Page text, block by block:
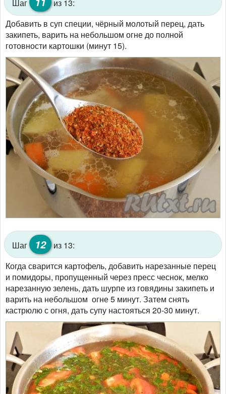
Шаг
из 13:
Добавить в суп специи, чёрный молотый перец, дать
закипеть, варить на небольшом огне до полной
готовности картошки (минут 15).
Шаг 12 из 13:
Когда сварится картофель, добавить нарезанные перец
и помидоры, пропущенный через пресс чеснок, мелко
нарезанную зелень, дать шурпе из говядины закипеть и
варить на небольшом огне 5 минут. Затем снять
кастрюлю с огня, дать супу настояться 20-30 минут.